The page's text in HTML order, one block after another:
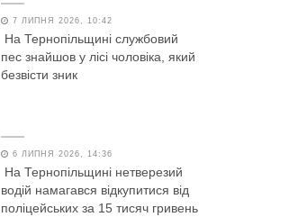
7 ЛИПНЯ 2026, 10:42
На Тернопільщині службовий
пес знайшов у лісі чоловіка, який
безвісти зник
6 ЛИПНЯ 2026, 14:36
На Тернопільщині нетверезий
водій намагався відкупитися від
поліцейських за 15 тисяч гривень